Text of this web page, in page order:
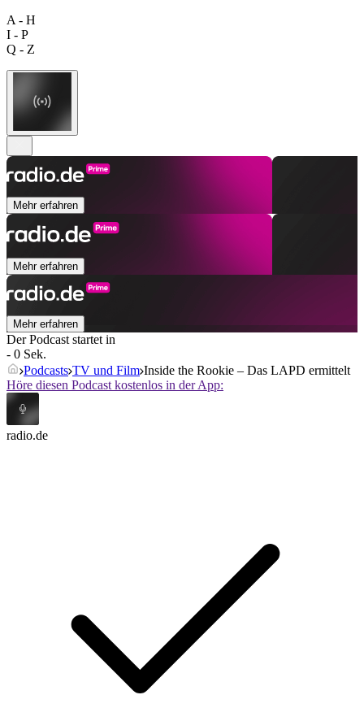
A - H
I - P
Q - Z
Mehr erfahren
Mehr erfahren
Mehr erfahren
Der Podcast startet in
- 0 Sek.
Podcasts TV und Film Inside the Rookie – Das LAPD ermittelt
Höre diesen Podcast kostenlos in der App:
radio.de